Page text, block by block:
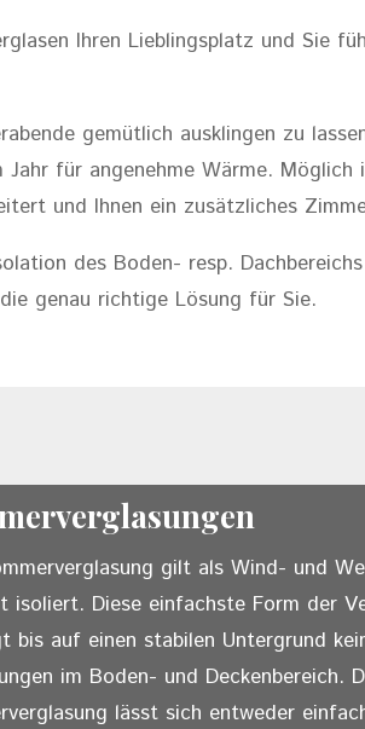
Ihren Lieblingsplatz und Sie
gemütlich ausklingen zu
für angenehme Wärme. Möglich
und Ihnen ein zusätzliches
des Boden- resp.
genau richtige Lösung für Sie.
gilt als Wind- und
isoliert. Diese einfachste Form der
bis auf einen stabilen Untergrund
im Boden- und Deckenbereich.
lässt sich entweder